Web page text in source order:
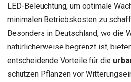
LED-Beleuchtung, um optimale
minimalen Betriebskosten zu
Besonders in Deutschland, wo die
natürlicherweise begrenzt ist,
entscheidende Vorteile für die
schützen Pflanzen vor